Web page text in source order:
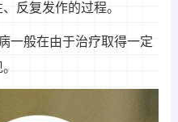
反复发作的过程。
一般在由于治疗取得一定